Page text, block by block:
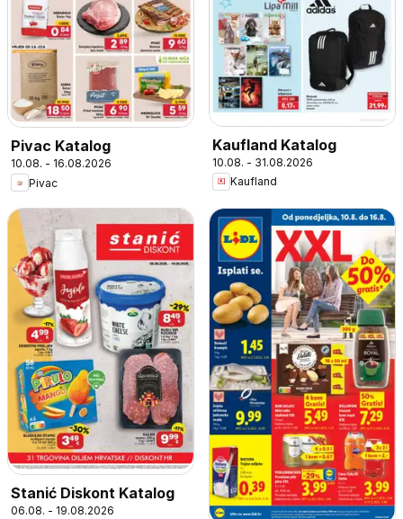
Pivac Katalog
10.08. - 16.08.2026
Pivac
Kaufland Katalog
10.08. - 31.08.2026
Kaufland
Stanić Diskont Katalog
06.08. - 19.08.2026